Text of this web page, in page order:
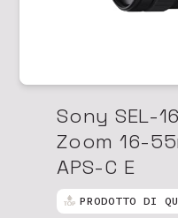
Sony SEL-
Zoom 16-
APS-C E
PRODOTTO DI